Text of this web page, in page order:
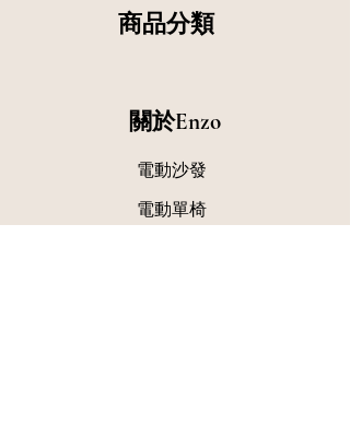
商品分類
關於Enzo
電動沙發
​電動單椅